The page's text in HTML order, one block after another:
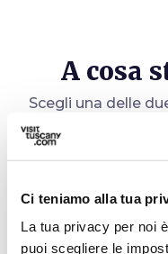
Ci teniamo alla tua
La tua privacy per noi
puoi scegliere le
A cosa
Scegli una delle
Visitare i
luoghi